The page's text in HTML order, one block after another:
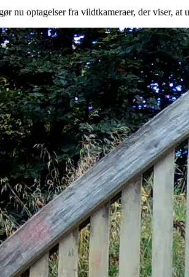
nu optagelser fra vildtkameraer, der viser,